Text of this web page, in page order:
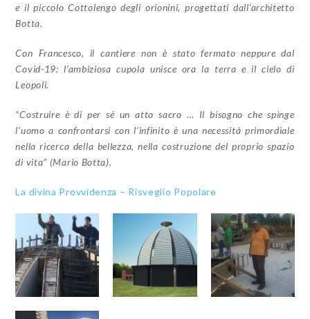
e il piccolo Cottolengo degli orionini, progettati dall’architetto
Botta.
Con Francesco, il cantiere non è stato fermato neppure dal
Covid-19: l’ambiziosa cupola unisce ora la terra e il cielo di
Leopoli.
“Costruire è di per sé un atto sacro … Il bisogno che spinge
l’uomo a confrontarsi con l’infinito è una necessità primordiale
nella ricerca della bellezza, nella costruzione del proprio spazio
di vita” (Mario Botta).
La divina Provvidenza – Risveglio Popolare